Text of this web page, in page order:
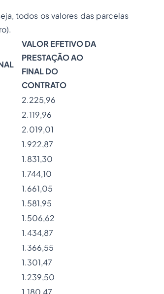
todos os valores das parcelas
VALOR EFETIVO DA
PRESTAÇÃO AO
FINAL DO
CONTRATO
2.225,96
2.119,96
2.019,01
1.922,87
1.831,30
1.744,10
1.661,05
1.581,95
1.506,62
1.434,87
1.366,55
1.301,47
1.239,50
1.180,47